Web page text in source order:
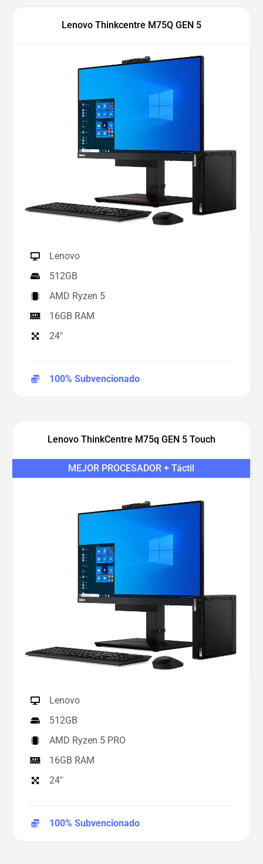
Lenovo Thinkcentre M75Q GEN 5
Lenovo
512GB
AMD Ryzen 5
16GB RAM
24"
100% Subvencionado
Lenovo ThinkCentre M75q GEN 5 Touch
MEJOR PROCESADOR + Táctil
Lenovo
512GB
AMD Ryzen 5 PRO
16GB RAM
24"
100% Subvencionado